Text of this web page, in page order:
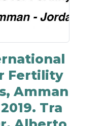
Fertility
Amman
Tra